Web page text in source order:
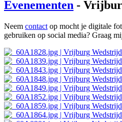
Evenementen -
Neem contact op mocht je digitale
gebruiken op social media? Graag